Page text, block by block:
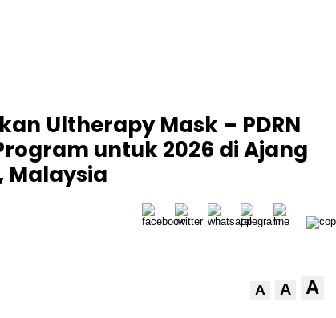
Ultherapy Mask – PDRN
untuk 2026 di Ajang
Malaysia
A A A